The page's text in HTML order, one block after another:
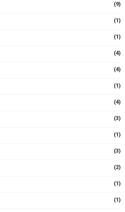
(9)
(1)
(1)
(4)
(4)
(1)
(4)
(3)
(1)
(3)
(2)
(1)
(1)